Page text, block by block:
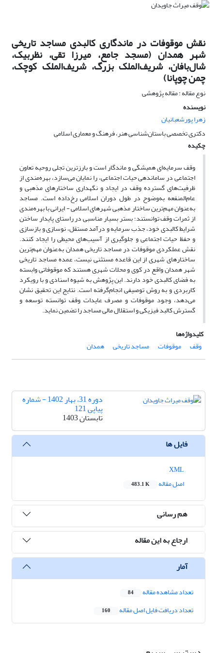
نقش موقوفات در ماندگاری کالبدی مساجد تاریخی
شهر همدان (مسجد جامع، میرزا تقی، نظربیک،
شال‌بافان، شریف‌الملک بزرگ، شریف‌الملک کوچک،
چمن چوپانا)
نوع مقاله : مقاله پژوهشی
نویسنده
زهرا پورشعبانیان
دکتری تخصصی باستان‌شناسی‌ هنر، فرهنگ و معماری اسلامی
چکیده
وقف سرمایه‌ای همیشگی و ماندگار است و بارزترین تجلی روحیه تعاون
اجتماعی در ساماندهی حیات اجتماعی، را نمایان می‌سازد، بهره‌مندی از
ظرفیت‌های گسترده وقف در ایجاد و نگهداری ساختارهای مذهبی و
عام‌المنفعه به‌وضوح در طول دوران اسلامی رخ‌داده است. مساجد
به‌عنوان مهم‌ترین ساختار مذهبی شهرهای اسلامی - ایرانی با بهره‌مندی
از ثمرات وقف توانستند؛ بستر بسیار مناسبی در راستای پایدار ساختن
شرایط کالبدی خود، جذب سرمایه و درآمد مستقل، نوسازی و بازسازی
و حفظ حیات اجتماعی و جلوگیری از آسیب‌های محیطی را ایجاد کنند.
نقش عملکردی موقوفات در مساجد تاریخی همدان به‌عنوان مهم‌ترین
ساختارهای شهری از این قاعده مستثنی نیست، عمده مساجد تاریخی
شهر همدان واقع در کوی و محلات شهری هستند که موقوفاتی وابسته
به فضای کالبدی خود دارند. این پژوهش به شیوه اسنادی و با رویکرد
کاربردی و به روش توصیفی انجام‌گرفته است. نتایج این تحقیق نشان
می‌دهد، وجود موقوفات و مصرف عایدات وقف توانسته توسعه و
گسترش کالبد فیزیکی و استقلال مالی مساجد را تضمین نماید.
کلیدواژه‌ها
وقف
موقوفات مساجد تاریخی همدان
دوره 31، بهار 1402 - شماره
پیاپی 121
تابستان 1403
فایل ها
اصل مقاله
483.1 K
هم رسانی
ارجاع به این مقاله
آمار
تعداد مشاهده مقاله 84
تعداد دریافت فایل اصل مقاله 160